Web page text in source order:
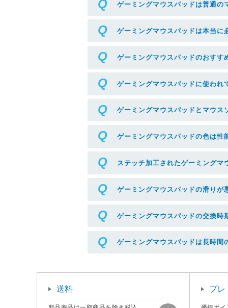
ゲーミングマウスパッドは普通の
ゲーミングマウスパッドは本当に
ゲーミングマウスパッドのおすす
ゲーミングマウスパッドに使われ
ゲーミングマウスパッドとマウス
ゲーミングマウスパッドの色は性
ステッチ加工されたゲーミングマ
ゲーミングマウスパッドの滑りが
ゲーミングマウスパッドの交換時
ゲーミングマウスパッドは長時間
送料 プレ